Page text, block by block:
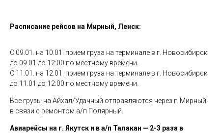
Расписание рейсов на Мирный, Ленск:
С 09.01. на 10.01. прием груза на терминале в г. Новосибирск
до 09.01 до 12:00 по местному времени.
С 11.01. на 12.01. прием груза на терминале в г. Новосибирск
до 11.01 до 12:00 по местному времени.
Все грузы на Айхал/Удачный отправляются через г. Мирный
в связи с ремонтом а/п Полярный.
Авиарейсы на г. Якутск и в а/п Талакан — 2-3 раза в